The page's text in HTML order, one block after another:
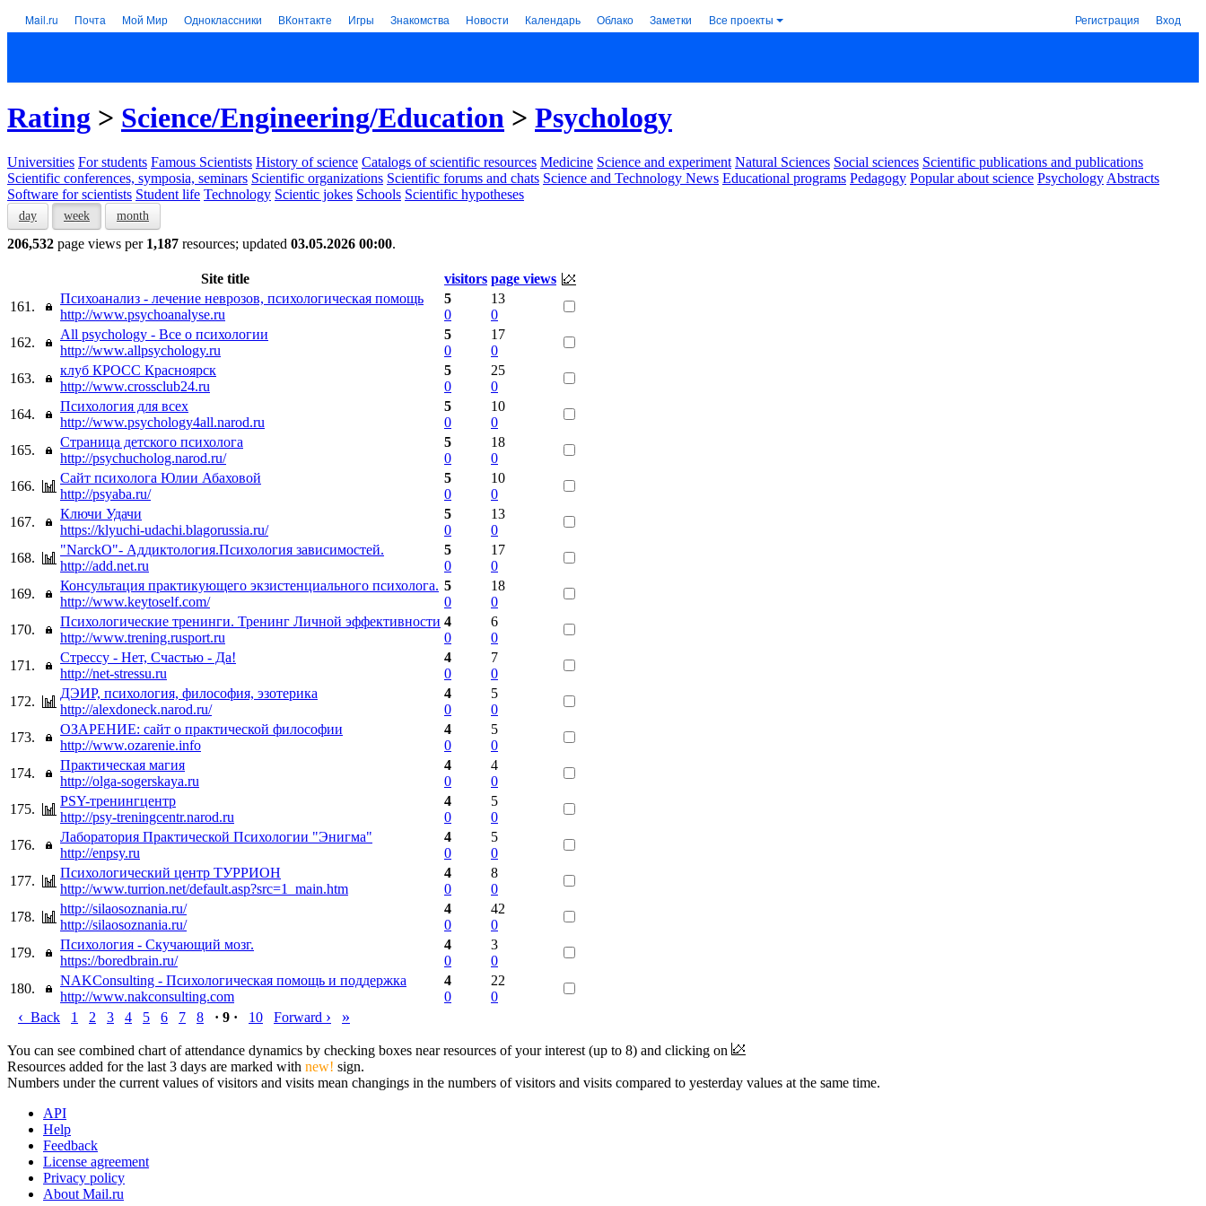
Mail.ru Почта Мой Мир Одноклассники ВКонтакте Игры Знакомства Новости Календарь Облако Заметки Все проекты Регистрация Вход
Rating > Science/Engineering/Education > Psychology
Universities For students Famous Scientists History of science Catalogs of scientific resources Medicine Science and experiment Natural Sciences Social sciences Scientific publications and publications
Scientific conferences, symposia, seminars Scientific organizations Scientific forums and chats Science and Technology News Educational programs Pedagogy Popular about science Psychology Abstracts
Software for scientists Student life Technology Scientic jokes Schools Scientific hypotheses
day week month
206,532 page views per 1,187 resources; updated 03.05.2026 00:00.
Site title visitors page views
161.
Психоанализ - лечение неврозов, психологическая помощь
http://www.psychoanalyse.ru
5
0
13
0
162.
All psychology - Все о психологии
http://www.allpsychology.ru
5
0
17
0
163.
клуб КРОСС Красноярск
http://www.crossclub24.ru
5
0
25
0
164.
Психология для всех
http://www.psychology4all.narod.ru
5
0
10
0
165.
Страница детского психолога
http://psychucholog.narod.ru/
5
0
18
0
166.
Сайт психолога Юлии Абаховой
http://psyaba.ru/
5
0
10
0
167.
Ключи Удачи
https://klyuchi-udachi.blagorussia.ru/
5
0
13
0
168.
"NarckO"- Аддиктология.Психология зависимостей.
http://add.net.ru
5
0
17
0
169.
Консультация практикующего экзистенциального психолога.
http://www.keytoself.com/
5
0
18
0
170.
Психологические тренинги. Тренинг Личной эффективности
http://www.trening.rusport.ru
4
0
6
0
171.
Стрессу - Нет, Счастью - Да!
http://net-stressu.ru
4
0
7
0
172.
ДЭИР, психология, философия, эзотерика
http://alexdoneck.narod.ru/
4
0
5
0
173.
ОЗАРЕНИЕ: сайт о практической философии
http://www.ozarenie.info
4
0
5
0
174.
Практическая магия
http://olga-sogerskaya.ru
4
0
4
0
175.
PSY-тренингцентр
http://psy-treningcentr.narod.ru
4
0
5
0
176.
Лаборатория Практической Психологии "Энигма"
http://enpsy.ru
4
0
5
0
177.
Психологический центр ТУРРИОН
http://www.turrion.net/default.asp?src=1_main.htm
4
0
8
0
178.
http://silaosoznania.ru/
http://silaosoznania.ru/
4
0
42
0
179.
Психология - Скучающий мозг.
https://boredbrain.ru/
4
0
3
0
180.
NAKConsulting - Психологическая помощь и поддержка
http://www.nakconsulting.com
4
0
22
0
‹ Back 1 2 3 4 5 6 7 8 · 9 · 10 Forward › »
You can see combined chart of attendance dynamics by checking boxes near resources of your interest (up to 8) and clicking on
Resources added for the last 3 days are marked with new! sign.
Numbers under the current values of visitors and visits mean changings in the numbers of visitors and visits compared to yesterday values at the same time.
API
Help
Feedback
License agreement
Privacy policy
About Mail.ru